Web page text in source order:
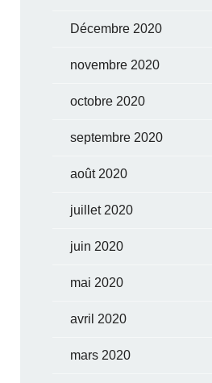
Décembre 2020
novembre 2020
octobre 2020
septembre 2020
août 2020
juillet 2020
juin 2020
mai 2020
avril 2020
mars 2020